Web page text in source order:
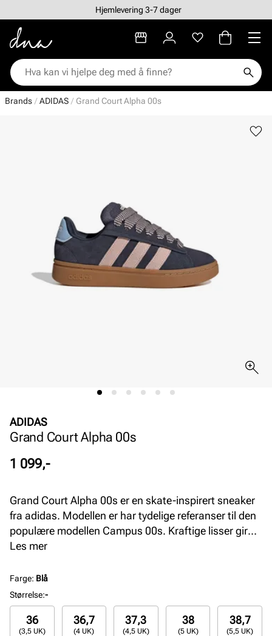
Hjemlevering 3-7 dager
Brands ADIDAS Grand Court Alpha 00s
ADIDAS
Grand Court Alpha 00s
Pris
1 099,-
Grand Court Alpha 00s er en skate-inspirert sneaker
fra adidas. Modellen er har tydelige referanser til den
populære modellen Campus 00s. Kraftige lisser gir
skoen et bold uttrykk, sammen med de klassiske 3-
gir demping og den myke overdelen gir skoen en
komfortabel og avslappet passform.
Les mer
Farge: Blå
Størrelse:-
36
(3,5 UK)
36,7
(4 UK)
37,3
(4,5 UK)
38
(5 UK)
38,7
(5,5 UK)